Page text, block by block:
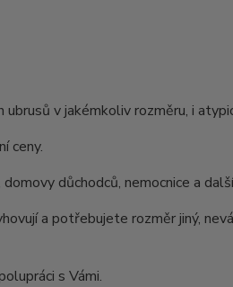
v jakémkoliv rozměru, i
ceny.
důchodců, nemocnice a
a potřebujete rozměr jiný,
s Vámi.